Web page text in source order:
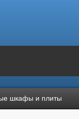
шкафы и плиты